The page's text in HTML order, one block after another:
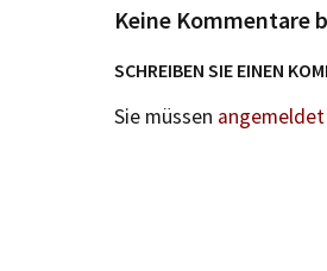
Keine Kommentare
SCHREIBEN SIE EINEN
Sie müssen angemeldet